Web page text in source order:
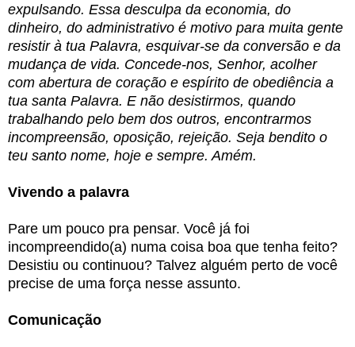
expulsando. Essa desculpa da economia, do
dinheiro, do administrativo é motivo para muita gente
resistir à tua Palavra, esquivar-se da conversão e da
mudança de vida. Concede-nos, Senhor, acolher
com abertura de coração e espírito de obediência a
tua santa Palavra. E não desistirmos, quando
trabalhando pelo bem dos outros, encontrarmos
incompreensão, oposição, rejeição. Seja bendito o
teu santo nome, hoje e sempre. Amém.
Vivendo a palavra
Pare um pouco pra pensar. Você já foi
incompreendido(a) numa coisa boa que tenha feito?
Desistiu ou continuou? Talvez alguém perto de você
precise de uma força nesse assunto.
Comunicação